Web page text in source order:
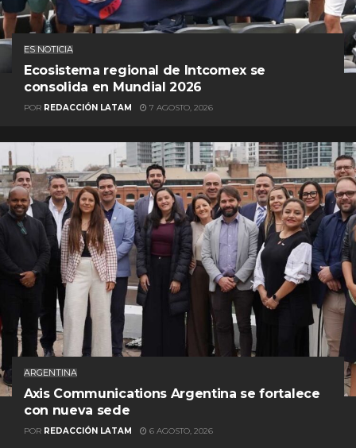
ES NOTICIA
Ecosistema regional de Intcomex se
consolida en Mundial 2026
POR REDACCIÓN LATAM 7 AGOSTO, 2026
ARGENTINA
Axis Communications Argentina se fortalece
con nueva sede
POR REDACCIÓN LATAM 6 AGOSTO, 2026